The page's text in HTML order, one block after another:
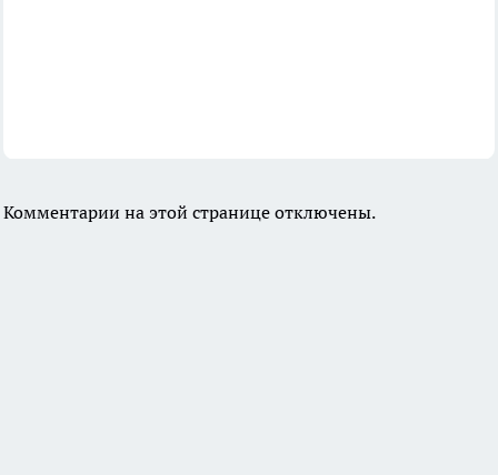
Комментарии на этой странице отключены.